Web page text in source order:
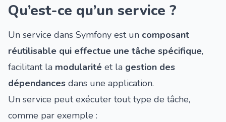
Qu’est-ce qu’un service ?
Un service dans Symfony est un composant
réutilisable qui effectue une tâche spécifique,
facilitant la modularité et la gestion des
dépendances dans une application.
Un service peut exécuter tout type de tâche,
comme par exemple :